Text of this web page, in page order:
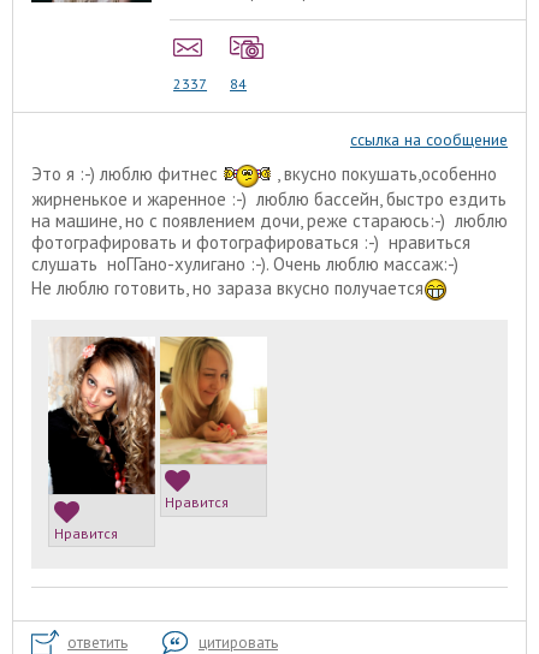
2337 84
ссылка на сообщение
Это я :-) люблю фитнес
, вкусно покушать,особенно
жирненькое и жаренное :-) люблю бассейн, быстро ездить
на машине, но с появлением дочи, реже стараюсь:-) люблю
фотографировать и фотографироваться :-) нравиться
слушать ноГГано-хулигано :-). Очень люблю массаж:-)
Не люблю готовить, но зараза вкусно получается
Нравится
Нравится
ответить цитировать